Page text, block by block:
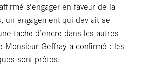
s’engager en faveur de la
un engagement qui devrait se
tache d’encre dans les autres
Monsieur Geffray a confirmé : les
sont prêtes.